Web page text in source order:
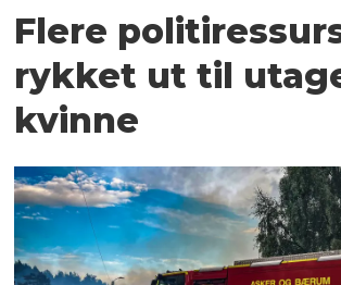
Flere
rykket ut til
kvinne